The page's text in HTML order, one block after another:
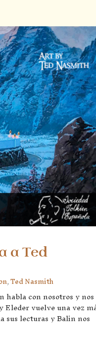
a Ted
,Ted Nasmith
con nosotros y nos
Eleder vuelve una vez
sus lecturas y Balin nos